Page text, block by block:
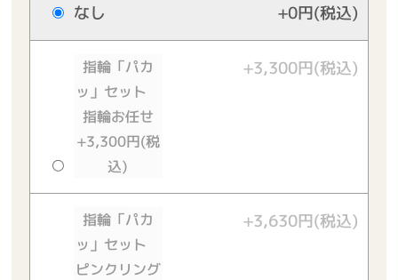
なし +0円(税込)
指輪「パカ
ッ」セット
指輪お任せ
+3,300円(税
込)
+3,300円(税込)
指輪「パカ
ッ」セット
ピンクリング
+3,630円(税込)